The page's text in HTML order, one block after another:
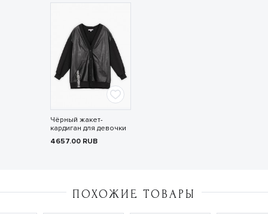
Чёрный жакет-
кардиган для девочки
4657.00 RUB
ПОХОЖИЕ ТОВАРЫ